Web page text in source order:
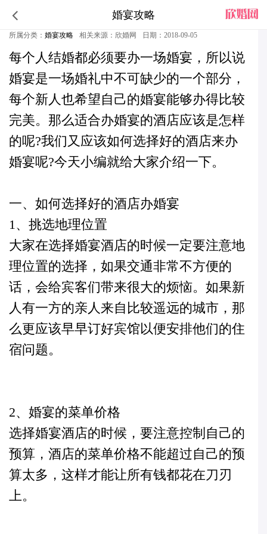
婚宴攻略
适合办婚宴的酒店是怎样的
所属分类： 婚宴攻略 相关来源：欣婚网 日期：2018-09-05
每个人结婚都必须要办一场婚宴，所以说
婚宴是一场婚礼中不可缺少的一个部分，
每个新人也希望自己的婚宴能够办得比较
完美。那么适合办婚宴的酒店应该是怎样
的呢?我们又应该如何选择好的酒店来办
婚宴呢?今天小编就给大家介绍一下。
一、如何选择好的酒店办婚宴
1、挑选地理位置
大家在选择婚宴酒店的时候一定要注意地
理位置的选择，如果交通非常不方便的
话，会给宾客们带来很大的烦恼。如果新
人有一方的亲人来自比较遥远的城市，那
么更应该早早订好宾馆以便安排他们的住
宿问题。
2、婚宴的菜单价格
选择婚宴酒店的时候，要注意控制自己的
预算，酒店的菜单价格不能超过自己的预
算太多，这样才能让所有钱都花在刀刃
上。